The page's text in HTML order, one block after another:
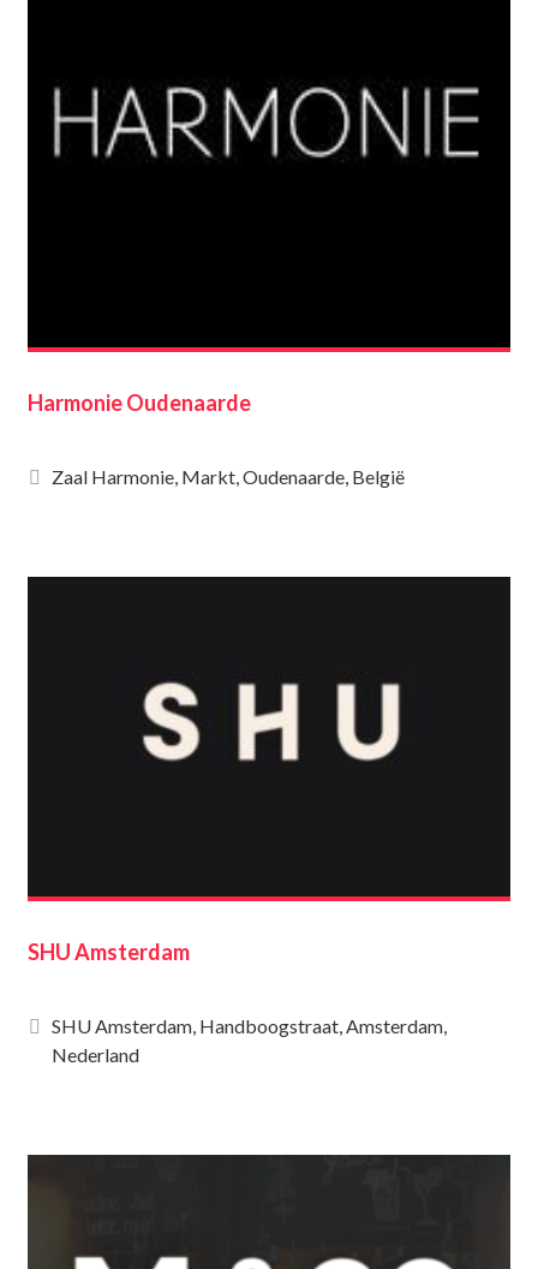
Harmonie Oudenaarde
Zaal Harmonie, Markt, Oudenaarde, België
SHU Amsterdam
SHU Amsterdam, Handboogstraat, Amsterdam,
Nederland